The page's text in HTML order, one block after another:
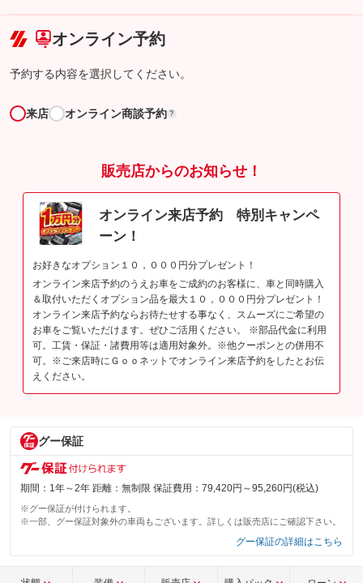
こちら
オンライン予約
予約する内容を選択してください。
来店 オンライン商談予約 ?
販売店からのお知らせ！
オンライン来店予約 特別キャンペ
ーン！
お好きなオプション１０，０００円分プレゼント！
オンライン来店予約のうえお車をご成約のお客様に、車と同時購入
＆取付いただくオプション品を最大１０，０００円分プレゼント！
オンライン来店予約ならお待たせする事なく、スムーズにご希望の
お車をご覧いただけます。ぜひご活用ください。 ※部品代金に利用
可。工賃・保証・諸費用等は適用対象外。※他クーポンとの併用不
可。※ご来店時にＧｏｏネットでオンライン来店予約をしたとお伝
えください。
グー保証
期間：1年～2年 距離：無制限 保証費用：79,420円～95,260円(税込)
※グー保証が付けられます。
※一部、グー保証対象外の車両もございます。詳しくは販売店にご確認下さい。
グー保証の詳細はこちら